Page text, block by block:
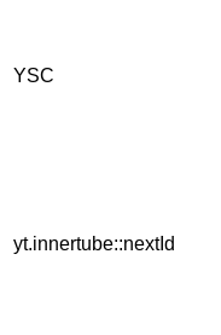
YSC
yt.innertube::nextId